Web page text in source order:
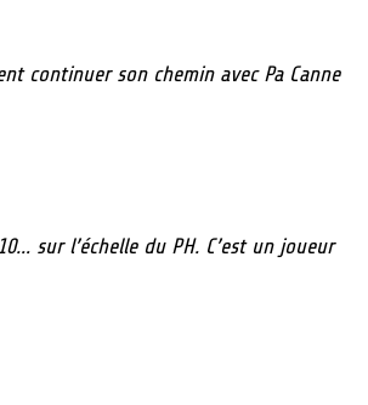
continuer son chemin avec Pa Canne
sur l’échelle du PH. C’est un joueur